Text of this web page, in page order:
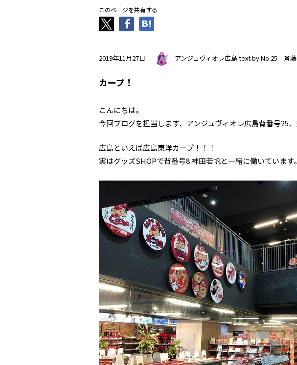
このページを共有する
2019年11月27日 アンジュヴィオレ広島text by No.25 斉
カープ！
こんにちは。
今回ブログを担当します、アンジュヴィオレ広島背番号25、
広島といえば広島東洋カープ！！！
実はグッズSHOPで背番号8 神田若帆と一緒に働いています。